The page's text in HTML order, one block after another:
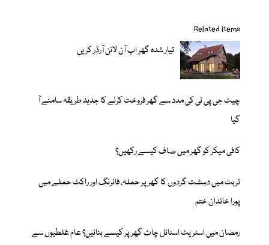
Related items
تیار شدہ گھر اب آن لائن آرڈر کریں
چیٹ جی پی ٹی کی مدد سے گھر فروخت کرنے کا جدید طریقہ سامنے آ
گیا
کافی میکر کو گھر میں صاف کیسے رکھیں؟
تربت میں دہشت گردوں کا گھر پر حملہ، فائرنگ اور راکٹ حملے میں
پورا خاندان ختم
رمضان میں اسٹریٹ اسٹائل چاٹ گھر پر کیسے بنائیں؟ عام غلطیوں سے